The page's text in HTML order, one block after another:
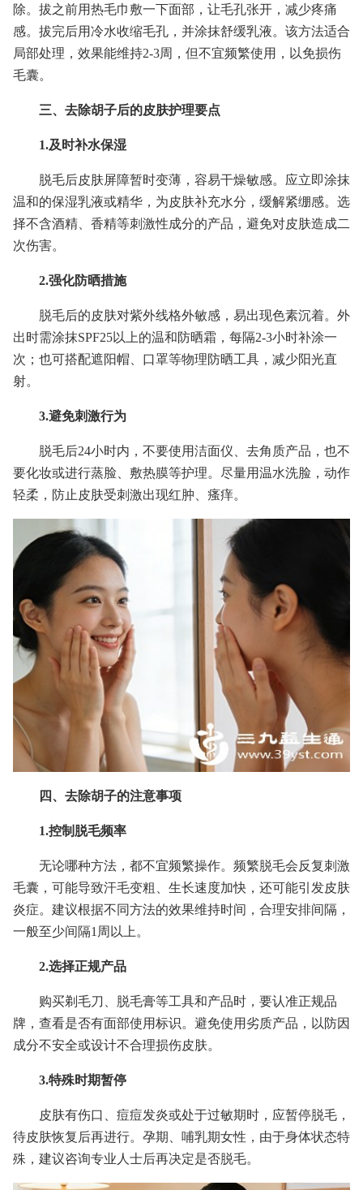
除。拔之前用热毛巾敷一下面部，让毛孔张开，减少疼痛
感。拔完后用冷水收缩毛孔，并涂抹舒缓乳液。该方法适合
局部处理，效果能维持2-3周，但不宜频繁使用，以免损伤
毛囊。
三、去除胡子后的皮肤护理要点
1.及时补水保湿
脱毛后皮肤屏障暂时变薄，容易干燥敏感。应立即涂抹
温和的保湿乳液或精华，为皮肤补充水分，缓解紧绷感。选
择不含酒精、香精等刺激性成分的产品，避免对皮肤造成二
次伤害。
2.强化防晒措施
脱毛后的皮肤对紫外线格外敏感，易出现色素沉着。外
出时需涂抹SPF25以上的温和防晒霜，每隔2-3小时补涂一
次；也可搭配遮阳帽、口罩等物理防晒工具，减少阳光直
射。
3.避免刺激行为
脱毛后24小时内，不要使用洁面仪、去角质产品，也不
要化妆或进行蒸脸、敷热膜等护理。尽量用温水洗脸，动作
轻柔，防止皮肤受刺激出现红肿、瘙痒。
四、去除胡子的注意事项
1.控制脱毛频率
无论哪种方法，都不宜频繁操作。频繁脱毛会反复刺激
毛囊，可能导致汗毛变粗、生长速度加快，还可能引发皮肤
炎症。建议根据不同方法的效果维持时间，合理安排间隔，
一般至少间隔1周以上。
2.选择正规产品
购买剃毛刀、脱毛膏等工具和产品时，要认准正规品
牌，查看是否有面部使用标识。避免使用劣质产品，以防因
成分不安全或设计不合理损伤皮肤。
3.特殊时期暂停
皮肤有伤口、痘痘发炎或处于过敏期时，应暂停脱毛，
待皮肤恢复后再进行。孕期、哺乳期女性，由于身体状态特
殊，建议咨询专业人士后再决定是否脱毛。